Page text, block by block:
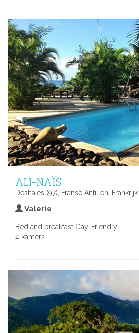
ALI-NAÏS
Deshaies (97), Franse Antillen, Frankrijk
Valerie
Bed and breakfast Gay-Friendly
4 kamers